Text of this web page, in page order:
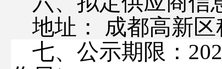
地址：
成都高新
七、 公示期限：